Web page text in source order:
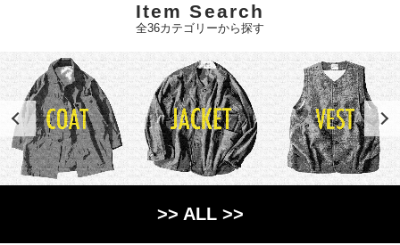
Item Search
全36カテゴリーから探す
>> ALL >>